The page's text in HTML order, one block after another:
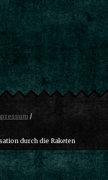
/
durch die Raketen